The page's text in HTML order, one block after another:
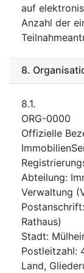
auf
Anzahl der
8.
8.1.
ORG-0000
Offizielle
Abteilung:
Verwaltung
Postanschrift:
Rathaus)
Stadt:
Postleitzahl:
Land,